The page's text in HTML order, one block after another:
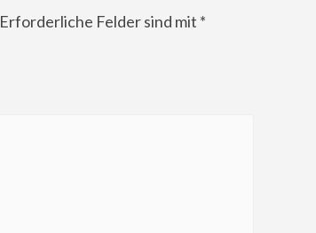
Erforderliche Felder sind mit *